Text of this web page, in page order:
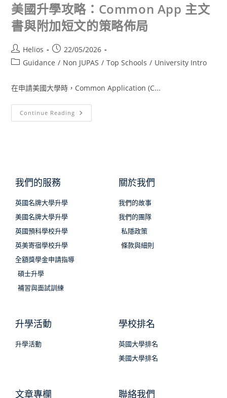
美國升學攻略：Common App 主文
書與附加短文的策略佈局
Helios
22/05/2026
Guidance / Non JUPAS / Top Schools / University Intro
在申請美國大學時，Common Application (C...
Continue Reading
我們的服務
英國名牌大學升學
美國名牌大學升學
英國預科學校升學
英美寄宿學校升學
全額獎學金申請指導
碩士升學
補習與面試訓練
關於我們
我們的故事
我們的團隊
私隱政策
條款與細則
升學活動
升學活動
學校排名
英國大學排名
美國大學排名
文章專欄 聯絡我們